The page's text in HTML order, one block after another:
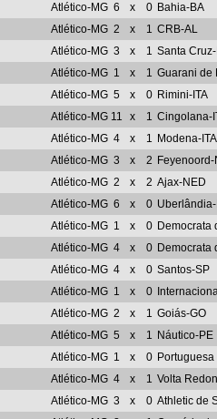
Atlético-MG 6 x 0 Bahia-BA
Atlético-MG 2 x 1 CRB-AL
Atlético-MG 3 x 1 Santa
Atlético-MG 1 x 1 Guarani de
Atlético-MG 5 x 0 Rimini-ITA
Atlético-MG 11 x 1 Cingolana-
Atlético-MG 4 x 1 Modena-ITA
Atlético-MG 3 x 2
Atlético-MG 2 x 2 Ajax-NED
Atlético-MG 6 x 0
Atlético-MG 1 x 0 Democrata
Atlético-MG 4 x 0 Democrata
Atlético-MG 4 x 0 Santos-SP
Atlético-MG 1 x 0
Atlético-MG 2 x 1 Goiás-GO
Atlético-MG 5 x 1 Náutico-PE
Atlético-MG 1 x 0
Atlético-MG 4 x 1 Volta
Atlético-MG 3 x 0 Athletic de